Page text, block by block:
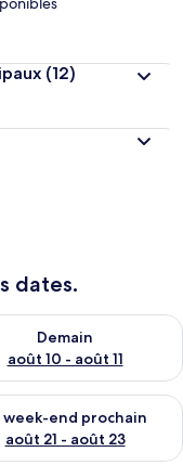
(12)
dates.
9 - août 10
Demain
août 10 - août 11
la disponibilité pour
août 14 - août 16
week-end prochain
août 21 - août 23
la disponibilité pour